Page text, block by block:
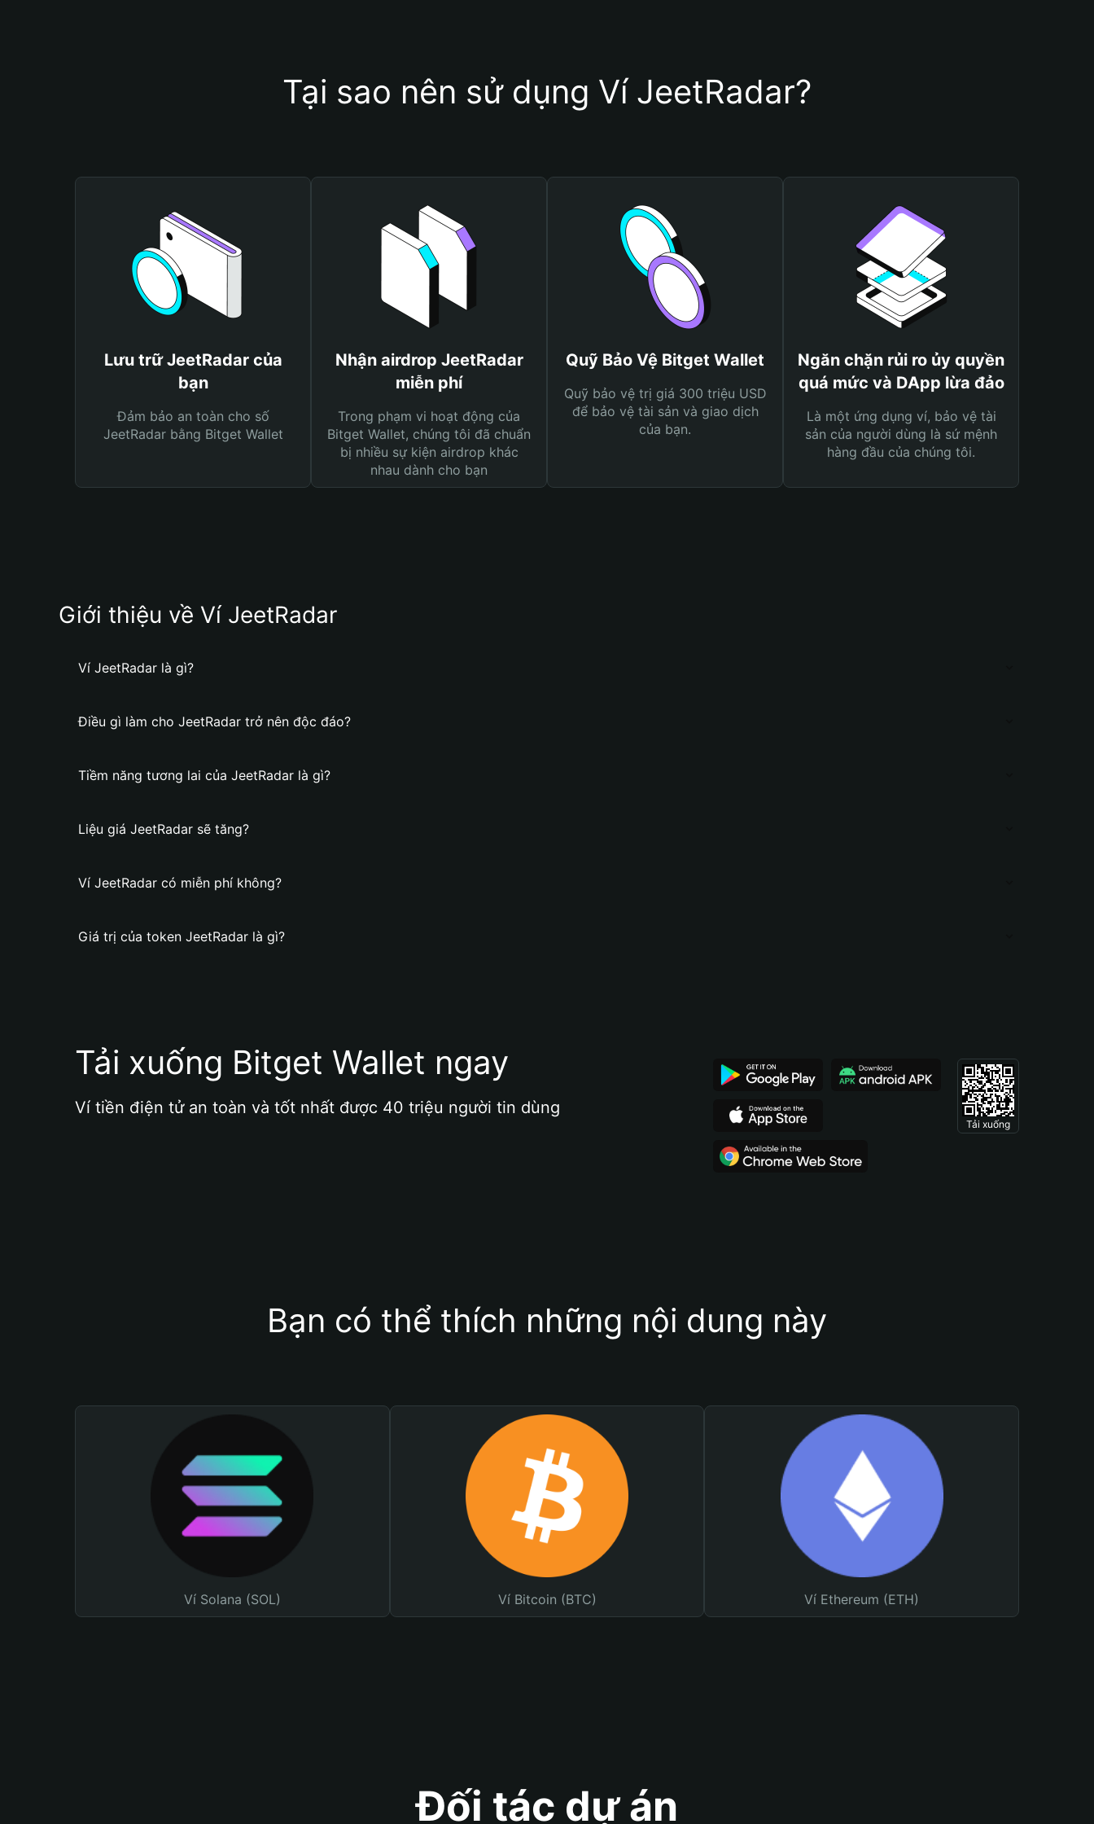
Tại sao nên sử dụng Ví JeetRadar?
Lưu trữ JeetRadar của
bạn
Đảm bảo an toàn cho số
JeetRadar bằng Bitget Wallet
Nhận airdrop JeetRadar
miễn phí
Trong phạm vi hoạt động của
Bitget Wallet, chúng tôi đã chuẩn
bị nhiều sự kiện airdrop khác
nhau dành cho bạn
Quỹ Bảo Vệ Bitget Wallet
Quỹ bảo vệ trị giá 300 triệu USD
để bảo vệ tài sản và giao dịch
của bạn.
Ngăn chặn rủi ro ủy quyền
quá mức và DApp lừa đảo
Là một ứng dụng ví, bảo vệ tài
sản của người dùng là sứ mệnh
hàng đầu của chúng tôi.
Giới thiệu về Ví JeetRadar
Ví JeetRadar là gì?
Điều gì làm cho JeetRadar trở nên độc đáo?
Tiềm năng tương lai của JeetRadar là gì?
Liệu giá JeetRadar sẽ tăng?
Ví JeetRadar có miễn phí không?
Giá trị của token JeetRadar là gì?
Tải xuống Bitget Wallet ngay
Ví tiền điện tử an toàn và tốt nhất được 40 triệu người tin dùng
Tải xuống
Bạn có thể thích những nội dung này
Ví Solana (SOL) Ví Bitcoin (BTC) Ví Ethereum (ETH)
Đối tác dự án